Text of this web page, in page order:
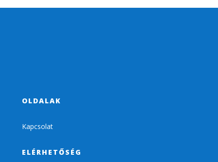
OLDALAK
Kapcsolat
ELÉRHETŐSÉG